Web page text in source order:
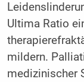
Ultima Ratio
mildern.
medizinischer